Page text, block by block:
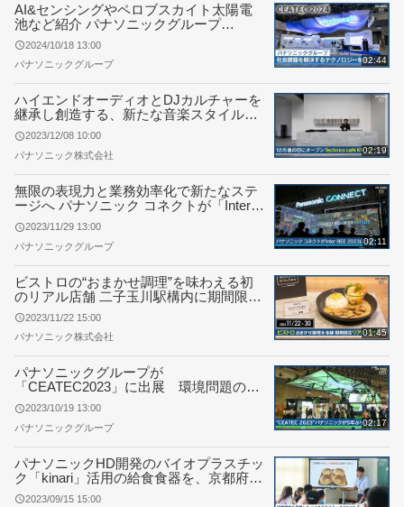
02:44
AI&センシングやペロブスカイト太陽電
池など紹介 パナソニックグループ
「CEATEC 2024」に出展
2024/10/18 13:00
パナソニックグループ
02:19
ハイエンドオーディオとDJカルチャーを
継承し創造する、新たな音楽スタイルを
楽しめる場「Technics café KYOTO」オ
ープン
2023/12/08 10:00
パナソニック株式会社
02:11
無限の表現力と業務効率化で新たなステ
ージへ パナソニック コネクトが「Inter
BEE 2023」に出展
2023/11/29 13:00
パナソニックグループ
01:45
ビストロの“おまかせ調理”を味わえる初
のリアル店舗 二子玉川駅構内に期間限定
オープン
2023/11/22 15:00
パナソニック株式会社
02:17
パナソニックグループが
「CEATEC2023」に出展 環境問題の解
決に向けた先進の技術・取組みを発信
2023/10/19 13:00
パナソニックグループ
パナソニックHD開発のバイオプラスチッ
ク「kinari」活用の給食食器を、京都府福
知山市の小中学校に初導入
2023/09/15 15:00